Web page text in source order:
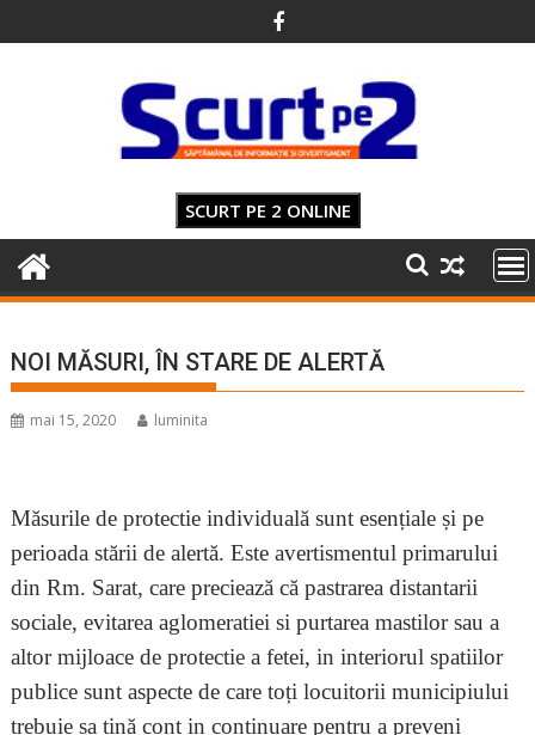
to
SCURT PE 2 ONLINE
NOI MĂSURI, ÎN STARE DE ALERTĂ
mai 15, 2020 luminita
Măsurile de protectie individuală sunt esențiale și pe
perioada stării de alertă. Este avertismentul primarului
din Rm. Sarat, care preciează că pastrarea distantarii
sociale, evitarea aglomeratiei si purtarea mastilor sau a
altor mijloace de protectie a fetei, in interiorul spatiilor
publice sunt aspecte de care toți locuitorii municipiului
trebuie sa tină cont in continuare pentru a preveni